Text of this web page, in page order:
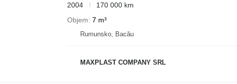
2004
170 000 km
Objem 7 m³
Rumunsko, Bacău
MAXPLAST COMPANY SRL